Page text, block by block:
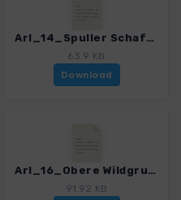
Arl_14_Spuller Schafberg_4121_5.gpx
63.9 KB
Download
Arl_16_Obere Wildgrubenspitze_4121_5.gpx
91.92 KB